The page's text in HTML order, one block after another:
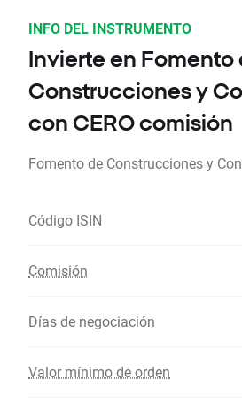
INFO DEL INSTRUMENTO
Invierte en Fomento
Construcciones y
con CERO comisión
Fomento de Construcciones y
Código ISIN
Comisión
Días de negociación
Valor mínimo de orden